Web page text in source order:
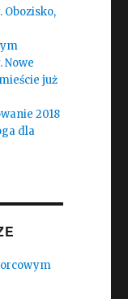
Obozisko,
Nowe
już
2018
dla